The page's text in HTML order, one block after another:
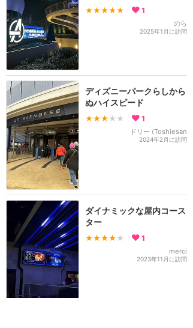
★★★★★ 1
のら
2025年1月に訪問
ディズニーパークらしから
ぬハイスピード
★★★ ★★ 1
ドリー (Toshiesan
2024年2月に訪問
ダイナミックな屋内コース
ター
★★★★ ★ 1
merci
2023年11月に訪問